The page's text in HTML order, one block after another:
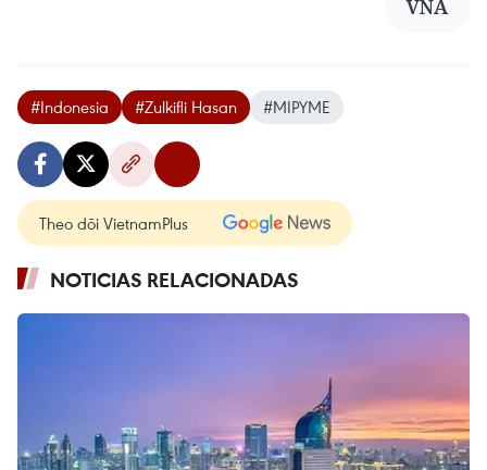
VNA
#Indonesia #Zulkifli Hasan #MIPYME
Theo dõi VietnamPlus
NOTICIAS RELACIONADAS